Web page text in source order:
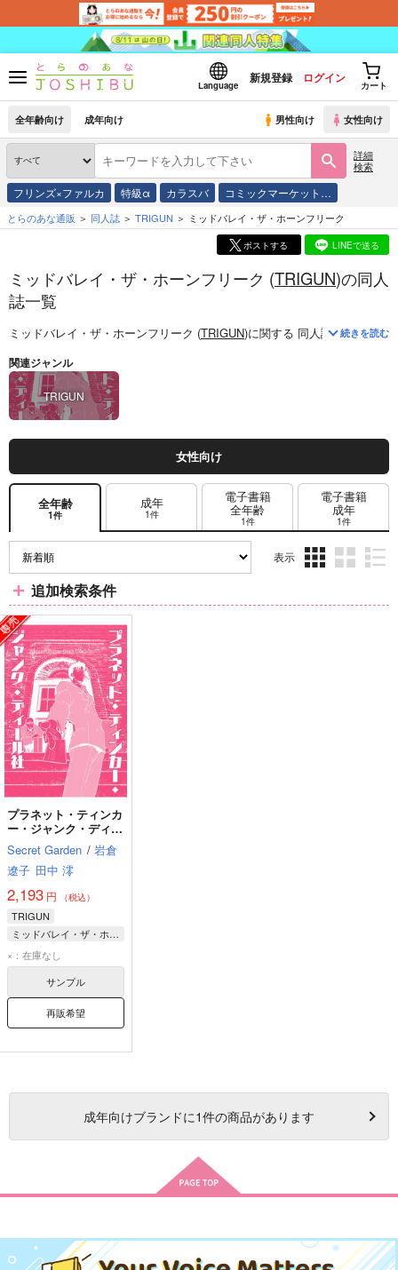
Language
新規登録 ログイン
カート
全年齢向け 成年向け 男性向け 女性向け
詳細
検索
フリンズ×ファルカ 特級α カラスバ コミックマーケット…
とらのあな通販 同人誌 TRIGUN ミッドバレイ・ザ・ホーンフリーク
ポストする LINEで送る
ミッドバレイ・ザ・ホーンフリーク (TRIGUN)の同人
誌一覧
ミッドバレイ・ザ・ホーンフリーク (TRIGUN)に関する 同人誌は、1件お
続きを読む
関連ジャンル
TRIGUN
女性向け
全年齢
1件
成年
1件
電子書籍
全年齢
1件
電子書籍
成年
1件
表示
ム
ム
ム
追加検索条件
プラネット・ティンカ
ー・ジャンク・ディー
ル社
Secret Garden / 岩倉
遼子 田中 澪
2,193 円 （税込）
TRIGUN
ミッドバレイ・ザ・ホーンフリーク
エレンディラ・ザ・クリムゾンネイル
×：在庫なし
サンプル
再販希望
成年向けブランドに1件の商品があります